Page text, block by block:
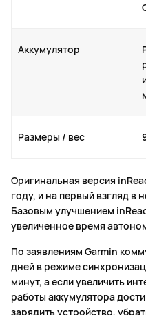
Аккумулятор
Размеры / вес
Оригинальная версия
году, и на первый взгляд в
Базовым улучшением
увеличенное время
По заявлениям Garmin
дней в режиме
минут, а если увеличить
работы аккумулятора
зарядить устройство,